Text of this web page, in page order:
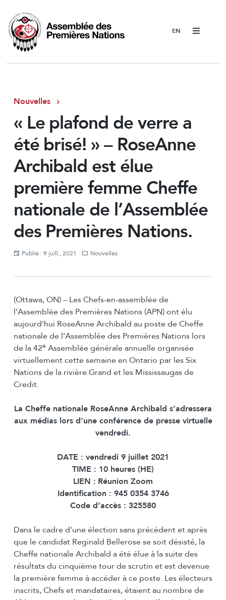
Menu
Nouvelles
« Le plafond de verre a
été brisé! » – RoseAnne
Archibald est élue
première femme Cheffe
nationale de l’Assemblée
des Premières Nations.
Publié : 9 juill., 2021 Nouvelles
(Ottawa, ON) – Les Chefs-en-assemblée de
l’Assemblée des Premières Nations (APN) ont élu
aujourd’hui RoseAnne Archibald au poste de Cheffe
nationale de l’Assemblée des Premières Nations lors
de la 42e Assemblée générale annuelle organisée
virtuellement cette semaine en Ontario par les Six
Nations de la rivière Grand et les Mississaugas de
Credit.
La Cheffe nationale RoseAnne Archibald s’adressera
aux médias lors d’une conférence de presse virtuelle
vendredi.
DATE : vendredi 9 juillet 2021
TIME : 10 heures (HE)
LIEN : Réunion Zoom
Identification : 945 0354 3746
Code d’accès : 325580
Dans le cadre d’une élection sans précédent et après
que le candidat Reginald Bellerose se soit désisté, la
Cheffe nationale Archibald a été élue à la suite des
résultats du cinquième tour de scrutin et est devenue
la première femme à accéder à ce poste. Les électeurs
inscrits, Chefs et mandataires, étaient au nombre de